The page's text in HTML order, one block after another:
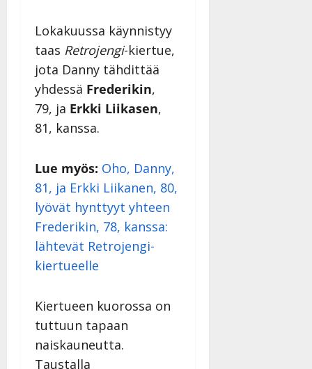
Lokakuussa käynnistyy
taas Retrojengi-kiertue,
jota Danny tähdittää
yhdessä Frederikin,
79, ja Erkki Liikasen,
81, kanssa.
Lue myös: Oho, Danny,
81, ja Erkki Liikanen, 80,
lyövät hynttyyt yhteen
Frederikin, 78, kanssa:
lähtevät Retrojengi-
kiertueelle
Kiertueen kuorossa on
tuttuun tapaan
naiskauneutta.
Taustalla